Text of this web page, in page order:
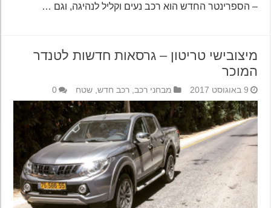
– הספרינטר החדש הוא רכב נעים וקליל לנהיגה, וגם …
מיצובישי טריטון – גרסאות חדשות לטנדר
המוכר
9 באוגוסט 2017 מבחני רכב,רכב חדש,שטח 0